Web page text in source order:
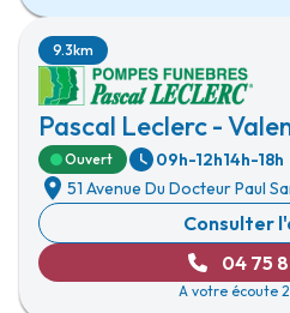
Pascal Leclerc -
9.3km
Ouvert 09h-12h14h-18h
51 Avenue Du Docteur Paul
Consulter
04 75
A votre écoute